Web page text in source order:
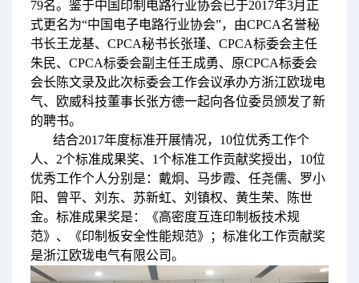
79名。鉴于中国印制电路行业协会已于2017年3月正
式更名为“中国电子电路行业协会”，由CPCA名誉秘
书长王龙基、CPCA秘书长张瑾、CPCA标委会主任
朱民、CPCA标委会副主任王成勇、原CPCA标委会
会长陈文录及此次标委会工作会议承办方浙江欧珑电
气、欧威科技董事长张方德一起向各位委员颁发了新
的聘书。
结合2017年度标准开展情况，10位优秀工作个
人、2个标准成果奖、1个标准工作贡献奖授出，10位
优秀工作个人分别是：戴炯、马步霞、任尧儒、罗小
阳、曾平、刘东、苏新虹、刘镇权、黄生荣、陈世
金。标准成果奖是：《高密度互连印制板技术规
范》、《印制板安全性能规范》；标准化工作贡献奖
是浙江欧珑电气有限公司。